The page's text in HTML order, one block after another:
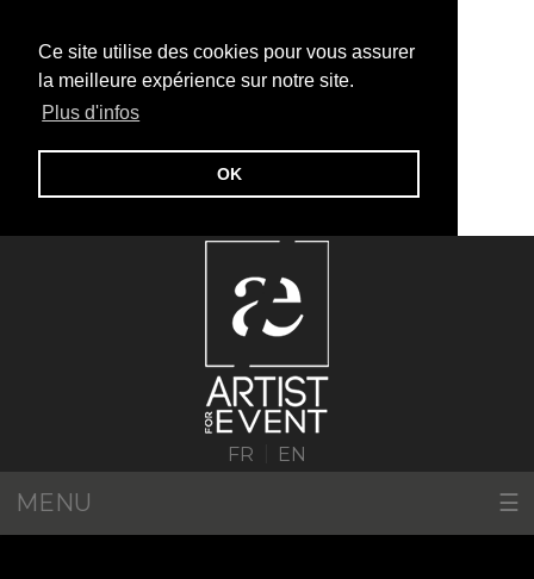
Ce site utilise des cookies pour vous assurer
la meilleure expérience sur notre site.
Plus d'infos
OK
FR EN
MENU ☰